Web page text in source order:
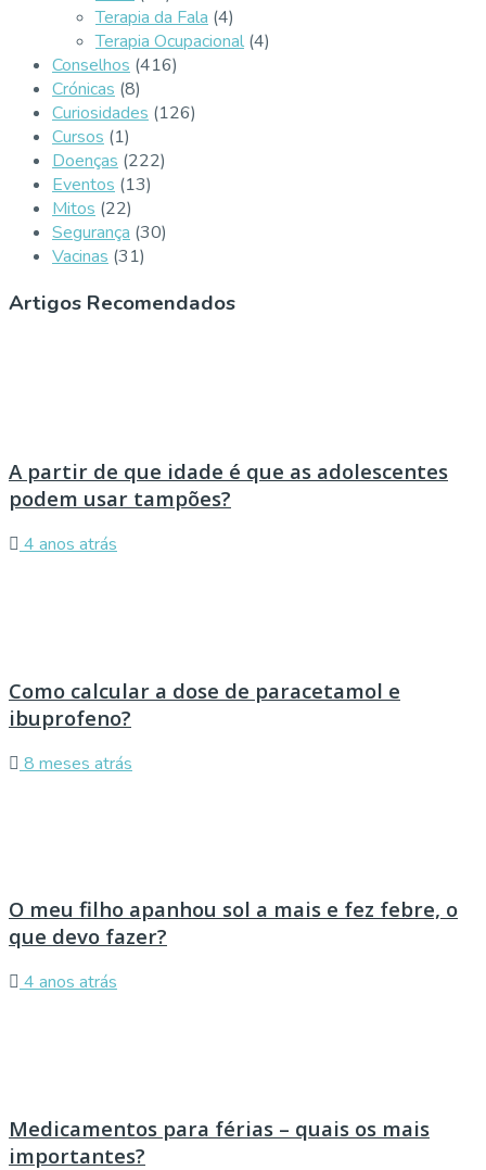
Terapia da Fala (4)
Terapia Ocupacional (4)
Conselhos (416)
Crónicas (8)
Curiosidades (126)
Cursos (1)
Doenças (222)
Eventos (13)
Mitos (22)
Segurança (30)
Vacinas (31)
Artigos Recomendados
A partir de que idade é que as adolescentes
podem usar tampões?
4 anos atrás
Como calcular a dose de paracetamol e
ibuprofeno?
8 meses atrás
O meu filho apanhou sol a mais e fez febre, o
que devo fazer?
4 anos atrás
Medicamentos para férias – quais os mais
importantes?